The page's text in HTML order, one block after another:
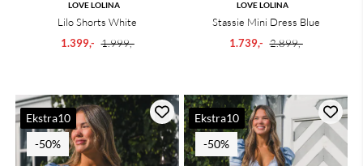
LOVE LOLINA
Lilo Shorts White
1.399,- 1.999,-
LOVE LOLINA
Stassie Mini Dress Blue
1.739,- 2.899,-
Ekstra10
-50%
Ekstra10
-50%